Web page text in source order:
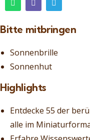
Bitte mitbringen
Sonnenbrille
Sonnenhut
Highlights
Entdecke 55 der
alle im